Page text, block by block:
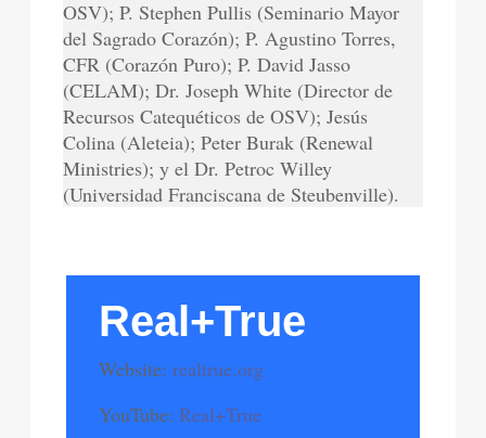
OSV); P. Stephen Pullis (Seminario Mayor
del Sagrado Corazón); P. Agustino Torres,
CFR (Corazón Puro); P. David Jasso
(CELAM); Dr. Joseph White (Director de
Recursos Catequéticos de OSV); Jesús
Colina (Aleteia); Peter Burak (Renewal
Ministries); y el Dr. Petroc Willey
(Universidad Franciscana de Steubenville).
Real+True
Website: realtrue.org
YouTube: Real+True